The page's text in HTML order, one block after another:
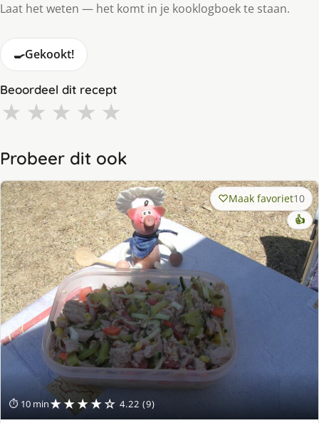
Laat het weten — het komt in je kooklogboek te staan.
🍳Gekookt!
Beoordeel dit recept
★ ★ ★ ★ ★
Probeer dit ook
⏱ 10 min★★★★☆ 4.22 (9)
Maak favoriet10
👍